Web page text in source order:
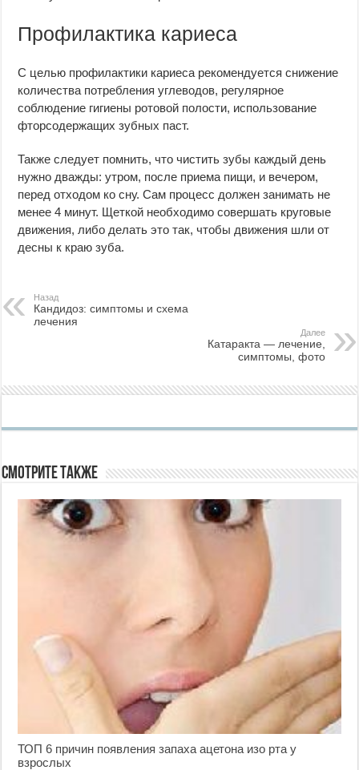
Профилактика кариеса
С целью профилактики кариеса рекомендуется снижение
количества потребления углеводов, регулярное
соблюдение гигиены ротовой полости, использование
фторсодержащих зубных паст.
Также следует помнить, что чистить зубы каждый день
нужно дважды: утром, после приема пищи, и вечером,
перед отходом ко сну. Сам процесс должен занимать не
менее 4 минут. Щеткой необходимо совершать круговые
движения, либо делать это так, чтобы движения шли от
десны к краю зуба.
Назад
Кандидоз: симптомы и схема
лечения
Далее
Катаракта — лечение,
симптомы, фото
Смотрите также
ТОП 6 причин появления запаха ацетона изо рта у
взрослых